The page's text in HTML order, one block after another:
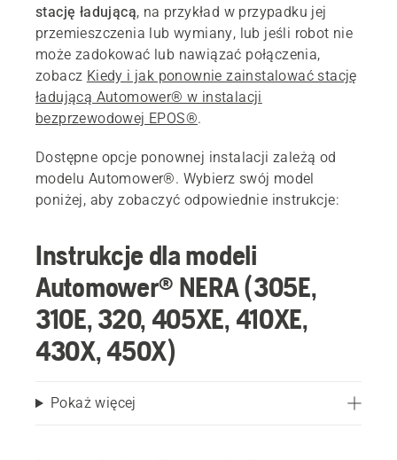
stację ładującą, na przykład w przypadku jej
przemieszczenia lub wymiany, lub jeśli robot nie
może zadokować lub nawiązać połączenia,
zobacz Kiedy i jak ponownie zainstalować stację
ładującą Automower® w instalacji
bezprzewodowej EPOS®.
Dostępne opcje ponownej instalacji zależą od
modelu Automower®. Wybierz swój model
poniżej, aby zobaczyć odpowiednie instrukcje:
Instrukcje dla modeli
Automower® NERA (305E,
310E, 320, 405XE, 410XE,
430X, 450X)
Pokaż więcej